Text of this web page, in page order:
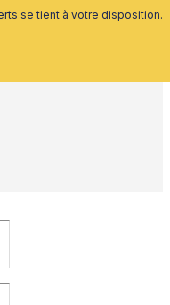
se tient à votre disposition.